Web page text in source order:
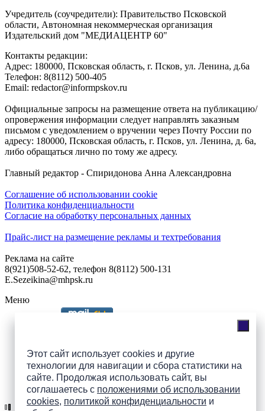
Этот сайт использует cookies и другие
технологии для навигации и сбора статистики на
сайте. Продолжая использовать сайт, вы
соглашаетесь с положениями об использовании
cookies, политикой конфиденциальности и
Учредитель (соучредители): Правительство Псковской
области, Автономная некоммерческая организация
Издательский дом "МЕДИАЦЕНТР 60"
Контакты редакции:
Адреc: 180000, Псковская область, г. Псков, ул. Ленина, д.6а
Телефон: 8(8112) 500-405
Email: redactor@informpskov.ru
Официальные запросы на размещение ответа на публикацию/
опровержения информации следует направлять заказным
письмом с уведомлением о вручении через Почту России по
адресу: 180000, Псковская область, г. Псков, ул. Ленина, д. 6а,
либо обращаться лично по тому же адресу.
Главный редактор - Спиридонова Анна Александровна
Соглашение об использовании cookie
Политика конфиденциальности
Согласие на обработку персональных данных
Прайс-лист на размещение рекламы и техтребования
Реклама на сайте
8(921)508-52-62, телефон 8(8112) 500-131
E.Sezeikina@mhpsk.ru
Меню
Подпишись на группы
ПАИ в соцсетях!